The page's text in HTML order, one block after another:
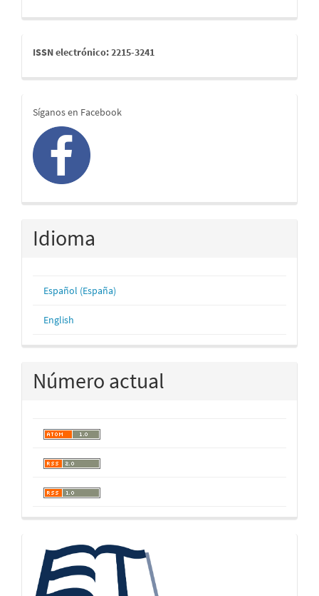
issn
ISSN electrónico: 2215-3241
redes
Síganos en Facebook
Idioma
Español (España)
English
Número actual
logos